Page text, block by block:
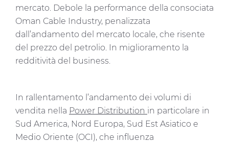
mercato. Debole la performance della consociata
Oman Cable Industry, penalizzata
dall’andamento del mercato locale, che risente
del prezzo del petrolio. In miglioramento la
redditività del business.
In rallentamento l’andamento dei volumi di
vendita nella Power Distribution in particolare in
Sud America, Nord Europa, Sud Est Asiatico e
Medio Oriente (OCI), che influenza